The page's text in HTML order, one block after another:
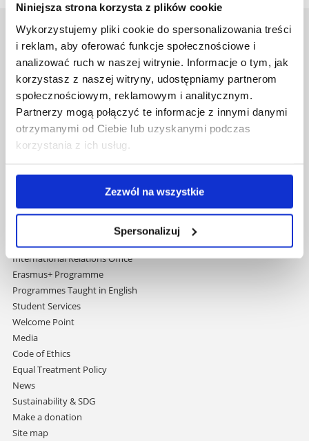
Niniejsza strona korzysta z plików cookie
Wykorzystujemy pliki cookie do spersonalizowania treści
i reklam, aby oferować funkcje społecznościowe i
analizować ruch w naszej witrynie. Informacje o tym, jak
korzystasz z naszej witryny, udostępniamy partnerom
społecznościowym, reklamowym i analitycznym.
Partnerzy mogą połączyć te informacje z innymi danymi
otrzymanymi od Ciebie lub uzyskanymi podczas
korzystania z ich usług.
Zezwól na wszystkie
Spersonalizuj
University of Rzeszów
Al. Tadeusza Rejtana 16C
35-959 Rzeszów, Poland
Email:info@ur.edu.pl
Skip
navigation
Governance
Strategic Vision 2030
Faculties
Central Library
Rzeszów University Press
Contact
International Relations Office
Erasmus+ Programme
Programmes Taught in English
Student Services
Welcome Point
Media
Code of Ethics
Equal Treatment Policy
News
Sustainability & SDG
Make a donation
Site map